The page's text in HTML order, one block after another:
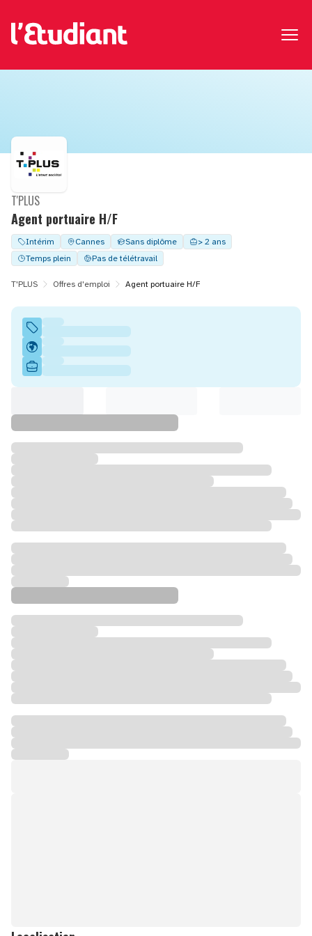
Agent portuaire H/F
T'PLUS
Intérim Cannes Sans diplôme
> 2 ans
Temps plein
Pas de télétravail
T'PLUS Offres d'emploi Agent portuaire H/F